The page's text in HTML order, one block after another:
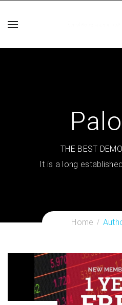
THE BEST
It is a long
Home